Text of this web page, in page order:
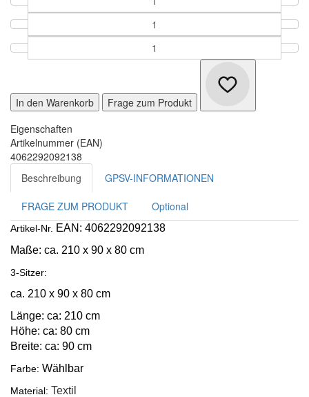
In den Warenkorb
Frage zum Produkt
Eigenschaften
Artikelnummer (EAN)
4062292092138
Beschreibung
GPSV-INFORMATIONEN
FRAGE ZUM PRODUKT Optional
Artikel-Nr. EAN: 4062292092138
Maße: ca. 210 x 90 x 80 cm
3-Sitzer:
ca. 210 x 90 x 80 cm
Länge: ca: 210 cm
Höhe: ca: 80 cm
Breite: ca: 90 cm
Farbe: Wählbar
Material: Textil